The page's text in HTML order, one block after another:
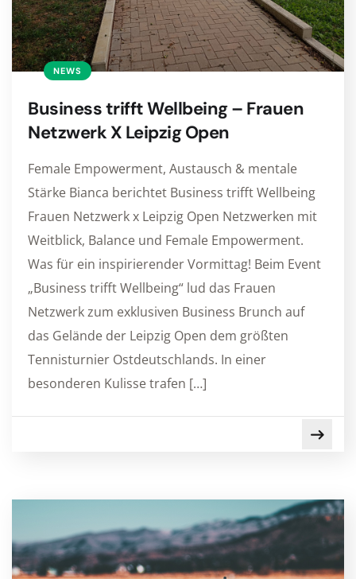
NEWS
Business trifft Wellbeing – Frauen
Netzwerk X Leipzig Open
Female Empowerment, Austausch & mentale
Stärke Bianca berichtet Business trifft Wellbeing
Frauen Netzwerk x Leipzig Open Netzwerken mit
Weitblick, Balance und Female Empowerment.
Was für ein inspirierender Vormittag! Beim Event
„Business trifft Wellbeing“ lud das Frauen
Netzwerk zum exklusiven Business Brunch auf
das Gelände der Leipzig Open dem größten
Tennisturnier Ostdeutschlands. In einer
besonderen Kulisse trafen […]